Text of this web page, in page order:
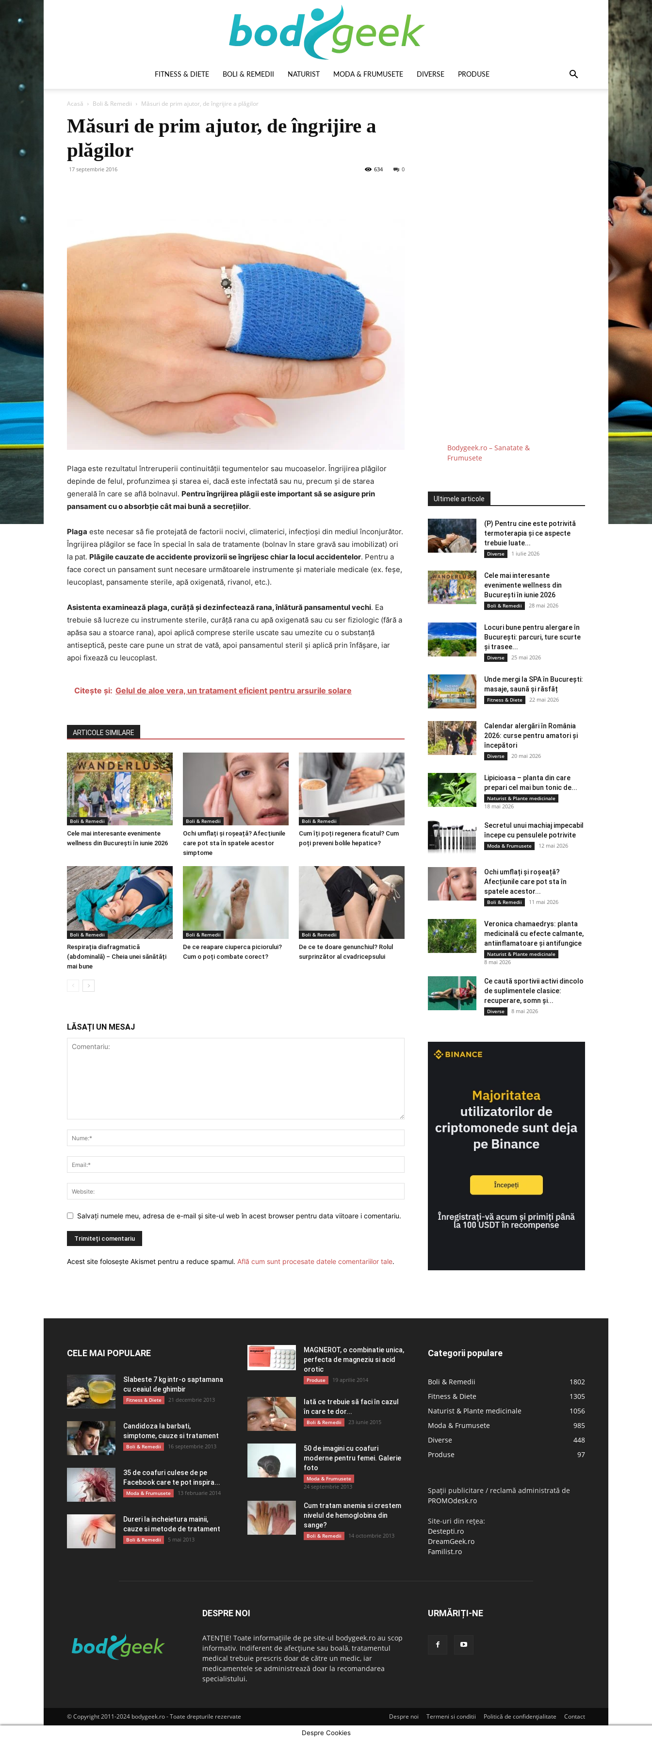
FITNESS & DIETE BOLI & REMEDII NATURIST MODA & FRUMUSETE DIVERSE PRODUSE
Acasă Boli & Remedii Măsuri de prim ajutor, de îngrijire a plăgilor
Măsuri de prim ajutor, de îngrijire a
plăgilor
17 septembrie 2016 0
634
Plaga este rezultatul întreruperii continuității tegumentelor sau mucoaselor. Îngrijirea plăgilor
depinde de felul, profunzimea și starea ei, dacă este infectată sau nu, precum și de starea
generală în care se află bolnavul. Pentru îngrijirea plăgii este important să se asigure prin
pansament cu o absorbție cât mai bună a secrețiilor.
Plaga este necesar să fie protejată de factorii nocivi, climaterici, infecțioși din mediul înconjurător.
Îngrijirea plăgilor se face în special în sala de tratamente (bolnav în stare gravă sau imobilizat) ori
la pat. Plăgile cauzate de accidente provizorii se îngrijesc chiar la locul accidentelor. Pentru a
face corect un pansament sunt necesare următoarele instrumente și materiale medicale (ex. feșe,
leucoplast, pansamente sterile, apă oxigenată, rivanol, etc.).
Asistenta examinează plaga, curăță și dezinfectează rana, înlătură pansamentul vechi. Ea
trebuie să lucreze cu instrumente sterile, curăță rana cu apă oxigenată sau cu ser fiziologic (fără a
apăsa sau a stoarce rana), apoi aplică comprese sterile uscate sau umezite cu o substanță
antiseptică, peste care pune un strat de vată, apoi pansamentul steril și aplică prin înfășare, iar
apoi fixează cu leucoplast.
Citește și: Gelul de aloe vera, un tratament eficient pentru arsurile solare
ARTICOLE SIMILARE
Boli & Remedii
Cele mai interesante evenimente
wellness din București în iunie 2026
Boli & Remedii
Ochi umflați și roșeață? Afecțiunile
care pot sta în spatele acestor
simptome
Boli & Remedii
Cum îți poți regenera ficatul? Cum
poți preveni bolile hepatice?
Boli & Remedii
Respirația diafragmatică
(abdominală) – Cheia unei sănătăți
mai bune
Boli & Remedii
De ce reapare ciuperca piciorului?
Cum o poți combate corect?
Boli & Remedii
De ce te doare genunchiul? Rolul
surprinzător al cvadricepsului
LĂSAȚI UN MESAJ
Salvați numele meu, adresa de e-mail și site-ul web în acest browser pentru data viitoare i comentariu.
Acest site folosește Akismet pentru a reduce spamul. Află cum sunt procesate datele comentariilor tale.
Bodygeek.ro – Sanatate &
Frumusete
Ultimele articole
(P) Pentru cine este potrivită
termoterapia și ce aspecte
trebuie luate...
Diverse 1 iulie 2026
Cele mai interesante
evenimente wellness din
București în iunie 2026
Boli & Remedii 28 mai 2026
Locuri bune pentru alergare în
București: parcuri, ture scurte
și trasee...
Diverse 25 mai 2026
Unde mergi la SPA în București:
masaje, saună și răsfăț
Fitness & Diete 22 mai 2026
Calendar alergări în România
2026: curse pentru amatori și
începători
Diverse 20 mai 2026
Lipicioasa – planta din care
prepari cel mai bun tonic de...
Naturist & Plante medicinale
18 mai 2026
Secretul unui machiaj impecabil
începe cu pensulele potrivite
Moda & Frumusete 12 mai 2026
Ochi umflați și roșeață?
Afecțiunile care pot sta în
spatele acestor...
Boli & Remedii 11 mai 2026
Veronica chamaedrys: planta
medicinală cu efecte calmante,
antiinflamatoare și antifungice
Naturist & Plante medicinale
8 mai 2026
Ce caută sportivii activi dincolo
de suplimentele clasice:
recuperare, somn și...
Diverse 8 mai 2026
CELE MAI POPULARE
Slabeste 7 kg intr-o saptamana
cu ceaiul de ghimbir
Fitness & Diete 21 decembrie 2013
Candidoza la barbati,
simptome, cauze si tratament
Boli & Remedii 16 septembrie 2013
35 de coafuri culese de pe
Facebook care te pot inspira...
Moda & Frumusete 13 februarie 2014
Dureri la incheietura mainii,
cauze si metode de tratament
Boli & Remedii 5 mai 2013
MAGNEROT, o combinatie unica,
perfecta de magneziu si acid
orotic
Produse 19 aprilie 2014
Iată ce trebuie să faci în cazul
în care te dor...
Boli & Remedii 23 iunie 2015
50 de imagini cu coafuri
moderne pentru femei. Galerie
foto
Moda & Frumusete
24 septembrie 2013
Cum tratam anemia si crestem
nivelul de hemoglobina din
sange?
Boli & Remedii 14 octombrie 2013
Categorii populare
Boli & Remedii
1802
Fitness & Diete
1305
Naturist & Plante medicinale
1056
Moda & Frumusete
985
Diverse
448
Produse
97
Spații publicitare / reclamă administrată de
PROMOdesk.ro
Site-uri din rețea:
Destepti.ro
DreamGeek.ro
Familist.ro
DESPRE NOI
ATENȚIE! Toate informațiile de pe site-ul bodygeek.ro au scop
informativ. Indiferent de afecțiune sau boală, tratamentul
medical trebuie prescris doar de către un medic, iar
medicamentele se administrează doar la recomandarea
specialistului.
URMĂRIȚI-NE
Despre noi Termeni si conditii Politică de confidențialitate Contact
© Copyright 2011-2024 bodygeek.ro - Toate drepturile rezervate
Despre Cookies